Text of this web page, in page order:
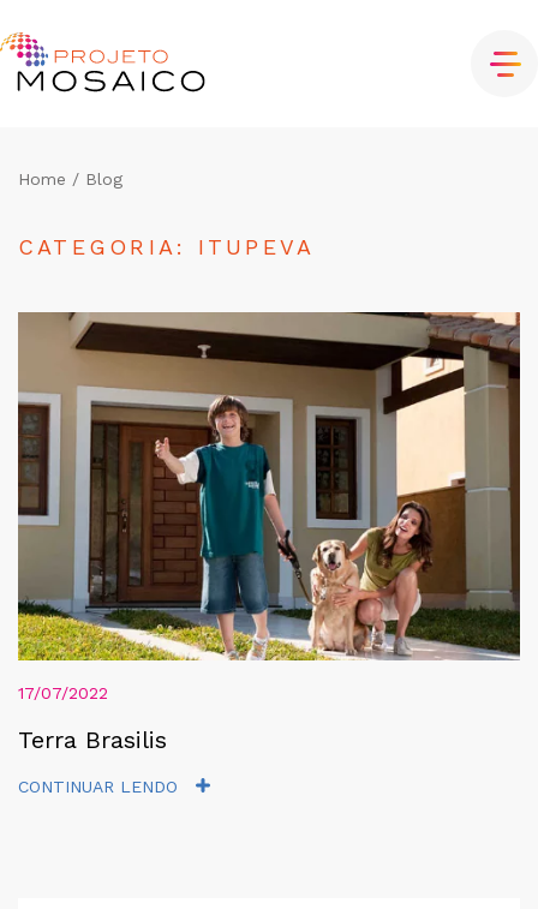
Home / Blog
CATEGORIA: ITUPEVA
17/07/2022
Terra Brasilis
CONTINUAR LENDO